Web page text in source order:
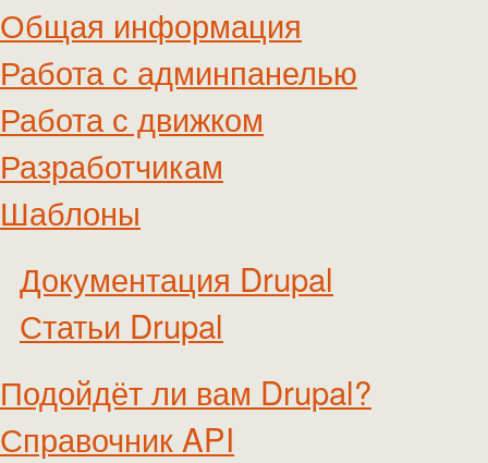
Общая информация
Работа с админпанелью
Работа с движком
Разработчикам
Шаблоны
Документация Drupal
Статьи Drupal
Подойдёт ли вам Drupal?
Справочник API